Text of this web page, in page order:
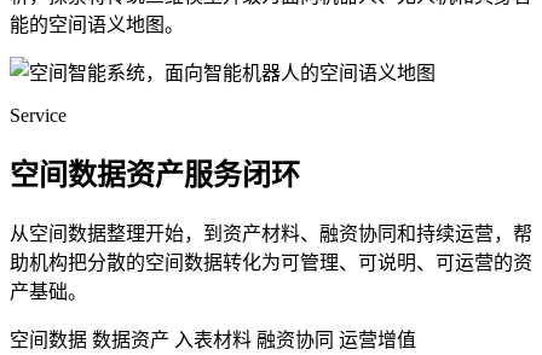
能的空间语义地图。
Service
空间数据资产服务闭环
从空间数据整理开始，到资产材料、融资协同和持续运营，帮
助机构把分散的空间数据转化为可管理、可说明、可运营的资
产基础。
空间数据 数据资产 入表材料 融资协同 运营增值